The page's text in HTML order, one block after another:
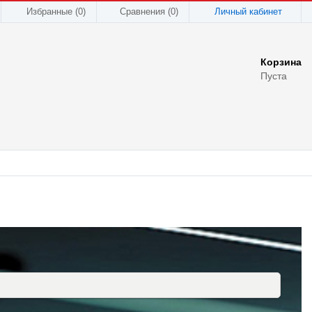
Избранные (0) Сравнения (0) Личный кабинет
Корзина
Пуста